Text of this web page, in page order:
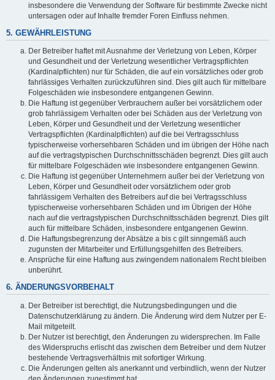
insbesondere die Verwendung der Software für bestimmte Zwecke nicht
untersagen oder auf Inhalte fremder Foren Einfluss nehmen.
5. GEWÄHRLEISTUNG
Der Betreiber haftet mit Ausnahme der Verletzung von Leben, Körper
und Gesundheit und der Verletzung wesentlicher Vertragspflichten
(Kardinalpflichten) nur für Schäden, die auf ein vorsätzliches oder grob
fahrlässiges Verhalten zurückzuführen sind. Dies gilt auch für mittelbare
Folgeschäden wie insbesondere entgangenen Gewinn.
Die Haftung ist gegenüber Verbrauchern außer bei vorsätzlichem oder
grob fahrlässigem Verhalten oder bei Schäden aus der Verletzung von
Leben, Körper und Gesundheit und der Verletzung wesentlicher
Vertragspflichten (Kardinalpflichten) auf die bei Vertragsschluss
typischerweise vorhersehbaren Schäden und im übrigen der Höhe nach
auf die vertragstypischen Durchschnittsschäden begrenzt. Dies gilt auch
für mittelbare Folgeschäden wie insbesondere entgangenen Gewinn.
Die Haftung ist gegenüber Unternehmern außer bei der Verletzung von
Leben, Körper und Gesundheit oder vorsätzlichem oder grob
fahrlässigem Verhalten des Betreibers auf die bei Vertragsschluss
typischerweise vorhersehbaren Schäden und im Übrigen der Höhe
nach auf die vertragstypischen Durchschnittsschäden begrenzt. Dies gilt
auch für mittelbare Schäden, insbesondere entgangenen Gewinn.
Die Haftungsbegrenzung der Absätze a bis c gilt sinngemäß auch
zugunsten der Mitarbeiter und Erfüllungsgehilfen des Betreibers.
Ansprüche für eine Haftung aus zwingendem nationalem Recht bleiben
unberührt.
6. ÄNDERUNGSVORBEHALT
Der Betreiber ist berechtigt, die Nutzungsbedingungen und die
Datenschutzerklärung zu ändern. Die Änderung wird dem Nutzer per E-
Mail mitgeteilt.
Der Nutzer ist berechtigt, den Änderungen zu widersprechen. Im Falle
des Widerspruchs erlischt das zwischen dem Betreiber und dem Nutzer
bestehende Vertragsverhältnis mit sofortiger Wirkung.
Die Änderungen gelten als anerkannt und verbindlich, wenn der Nutzer